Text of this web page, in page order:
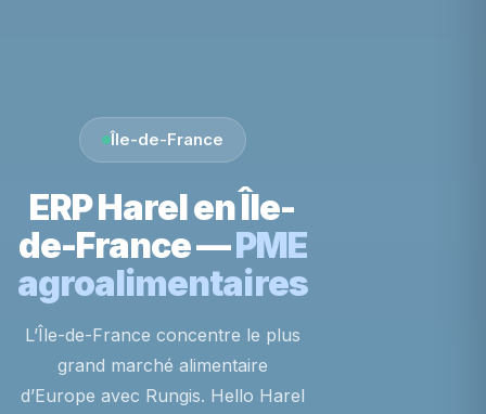
Île-de-France
ERP Harel en Île-
de-France —PME
agroalimentaires
L’Île-de-France concentre le plus
grand marché alimentaire
d’Europe avec Rungis. Hello Harel